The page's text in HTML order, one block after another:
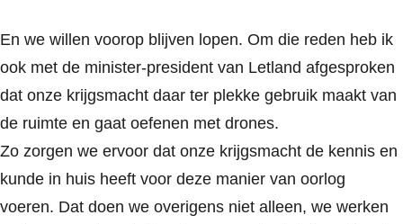
En we willen voorop blijven lopen. Om die reden heb ik
ook met de minister-president van Letland afgesproken
dat onze krijgsmacht daar ter plekke gebruik maakt van
de ruimte en gaat oefenen met drones.
Zo zorgen we ervoor dat onze krijgsmacht de kennis en
kunde in huis heeft voor deze manier van oorlog
voeren. Dat doen we overigens niet alleen, we werken